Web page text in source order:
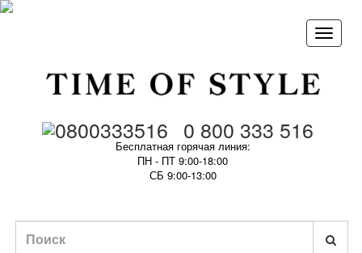
0 800 333 516
Бесплатная горячая линия:
ПН - ПТ 9:00-18:00
СБ 9:00-13:00